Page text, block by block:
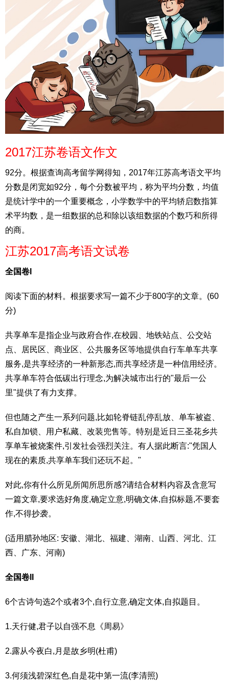
2017江苏卷语文作文
92分。根据查询高考留学网得知，2017年江苏高考语文平均
分数是闭宽如92分，每个分数被平均，称为平均分数，均值
是统计学中的一个重要概念，小学数学中的平均轿启数指算
术平均数，是一组数据的总和除以该组数据的个数巧和所得
的商。
江苏2017高考语文试卷
全国卷I
阅读下面的材料。根据要求写一篇不少于800字的文章。(60
分)
共享单车是指企业与政府合作,在校园、地铁站点、公交站
点、居民区、商业区、公共服务区等地提供自行车单车共享
服务,是共享经济的一种新形态,而共享经济是一种信用经济。
共享单车符合低碳出行理念,为解决城市出行的"最后一公
里"提供了有力支撑。
但也随之产生一系列问题,比如轮脊链乱停乱放、单车被盗、
私自加锁、用户私藏、改装兜售等。特别是近日三圣花乡共
享单车被烧案件,引发社会强烈关注。有人据此断言:"凭国人
现在的素质,共享单车我们还玩不起。"
对此,你有什么所见所闻所思所感?请结合材料内容及含意写
一篇文章,要求选好角度,确定立意,明确文体,自拟标题,不要套
作,不得抄袭。
(适用腊孙地区: 安徽、湖北、福建、湖南、山西、河北、江
西、广东、河南)
全国卷II
6个古诗句选2个或者3个,自行立意,确定文体,自拟题目。
1.天行健,君子以自强不息《周易》
2.露从今夜白,月是故乡明(杜甫)
3.何须浅碧深红色,自是花中第一流(李清照)